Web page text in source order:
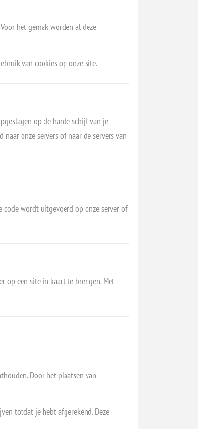
het gemak worden al deze
van cookies op onze site.
op de harde schijf van je
onze servers of naar de servers van
code wordt uitgevoerd op onze server of
op een site in kaart te brengen. Met
Door het plaatsen van
totdat je hebt afgerekend. Deze